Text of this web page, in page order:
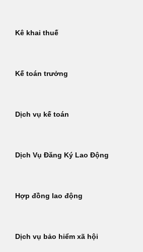
Kê khai thuế
Kế toán trưởng
Dịch vụ kế toán
Dịch Vụ Đăng Ký Lao Động
Hợp đồng lao động
Dịch vụ bảo hiểm xã hội